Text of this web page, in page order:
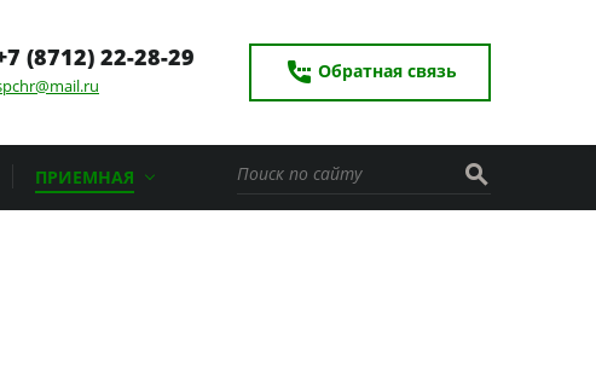
settings_phone Обратная связь
(8712) 22-28-29
ПРИЕМНАЯ search